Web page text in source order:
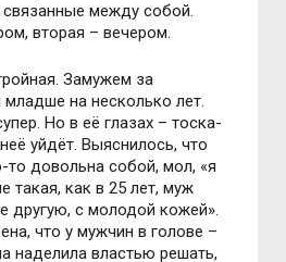
между собой.
вторая – вечером.
Замужем за
на несколько лет.
Но в её глазах – тоска-
уйдёт. Выяснилось, что
довольна собой, мол, «я
такая, как в 25 лет, муж
другую, с молодой кожей».
что у мужчин в голове –
наделила властью решать,